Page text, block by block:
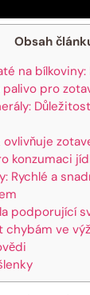
Obsah
na
palivo pro
ovlivňuje
konzumaci
Rychlé a
podporující
chybám ve